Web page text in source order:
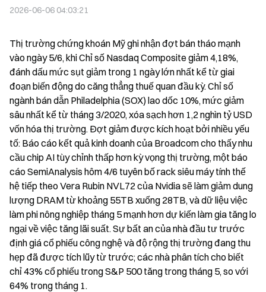
2026-06-06 04:03:21
Thị trường chứng khoán Mỹ ghi nhận đợt bán tháo mạnh
vào ngày 5/6, khi Chỉ số Nasdaq Composite giảm 4,18%,
đánh dấu mức sụt giảm trong 1 ngày lớn nhất kể từ giai
đoạn biến động do căng thẳng thuế quan đầu kỳ. Chỉ số
ngành bán dẫn Philadelphia (SOX) lao dốc 10%, mức giảm
sâu nhất kể từ tháng 3/2020, xóa sạch hơn 1,2 nghìn tỷ USD
vốn hóa thị trường. Đợt giảm được kích hoạt bởi nhiều yếu
tố: Báo cáo kết quả kinh doanh của Broadcom cho thấy nhu
cầu chip AI tùy chỉnh thấp hơn kỳ vọng thị trường, một báo
cáo SemiAnalysis hôm 4/6 tuyên bố rack siêu máy tính thế
hệ tiếp theo Vera Rubin NVL72 của Nvidia sẽ làm giảm dung
lượng DRAM từ khoảng 55TB xuống 28TB, và dữ liệu việc
làm phi nông nghiệp tháng 5 mạnh hơn dự kiến làm gia tăng lo
ngại về việc tăng lãi suất. Sự bất an của nhà đầu tư trước
định giá cổ phiếu công nghệ và độ rộng thị trường đang thu
hẹp đã được tích lũy từ trước; các nhà phân tích cho biết
chỉ 43% cổ phiếu trong S&P 500 tăng trong tháng 5, so với
64% trong tháng 1.